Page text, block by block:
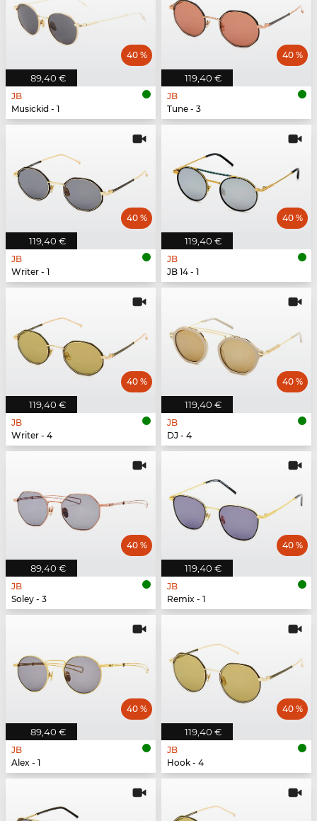
89,40 €
40 %
JB
Musickid - 1
119,40 €
40 %
JB
Tune - 3
119,40 €
40 %
JB
Writer - 1
119,40 €
40 %
JB
JB 14 - 1
119,40 €
40 %
JB
Writer - 4
119,40 €
40 %
JB
DJ - 4
89,40 €
40 %
JB
Soley - 3
119,40 €
40 %
JB
Remix - 1
89,40 €
40 %
JB
Alex - 1
119,40 €
40 %
JB
Hook - 4